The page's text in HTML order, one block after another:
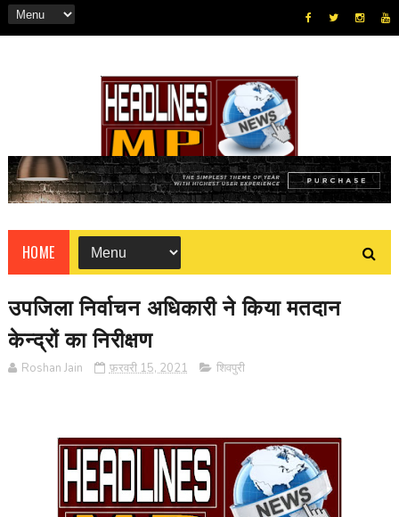
HOME
उपजिला निर्वाचन अधिकारी ने किया मतदान
केन्द्रों का निरीक्षण
Roshan Jain फ़रवरी 15, 2021 शिवपुरी